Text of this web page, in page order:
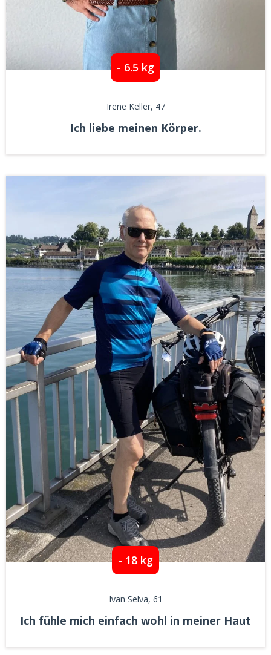
- 6.5 kg
Irene Keller, 47
Ich liebe meinen Körper.
- 18 kg
Ivan Selva, 61
Ich fühle mich einfach wohl in meiner Haut